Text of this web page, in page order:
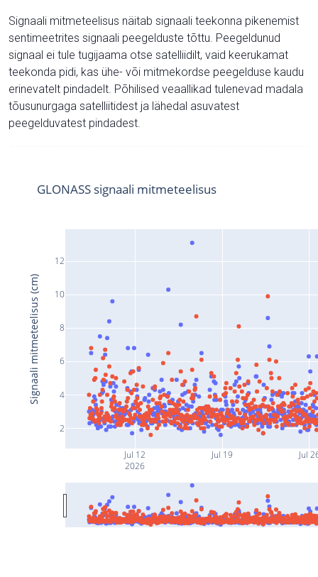
Signaali mitmeteelisus näitab signaali teekonna pikenemist
sentimeetrites signaali peegelduste tõttu. Peegeldunud
signaal ei tule tugijaama otse satelliidilt, vaid keerukamat
teekonda pidi, kas ühe- või mitmekordse peegelduse kaudu
erinevatelt pindadelt. Põhilised veaallikad tulenevad madala
tõusunurgaga satelliitidest ja lähedal asuvatest
peegelduvatest pindadest.
Jul 12
2026
Jul 19 Jul
2
4
6
8
10
12
GLONASS signaali mitmeteelisus
Signaali mitmeteelisus (cm)